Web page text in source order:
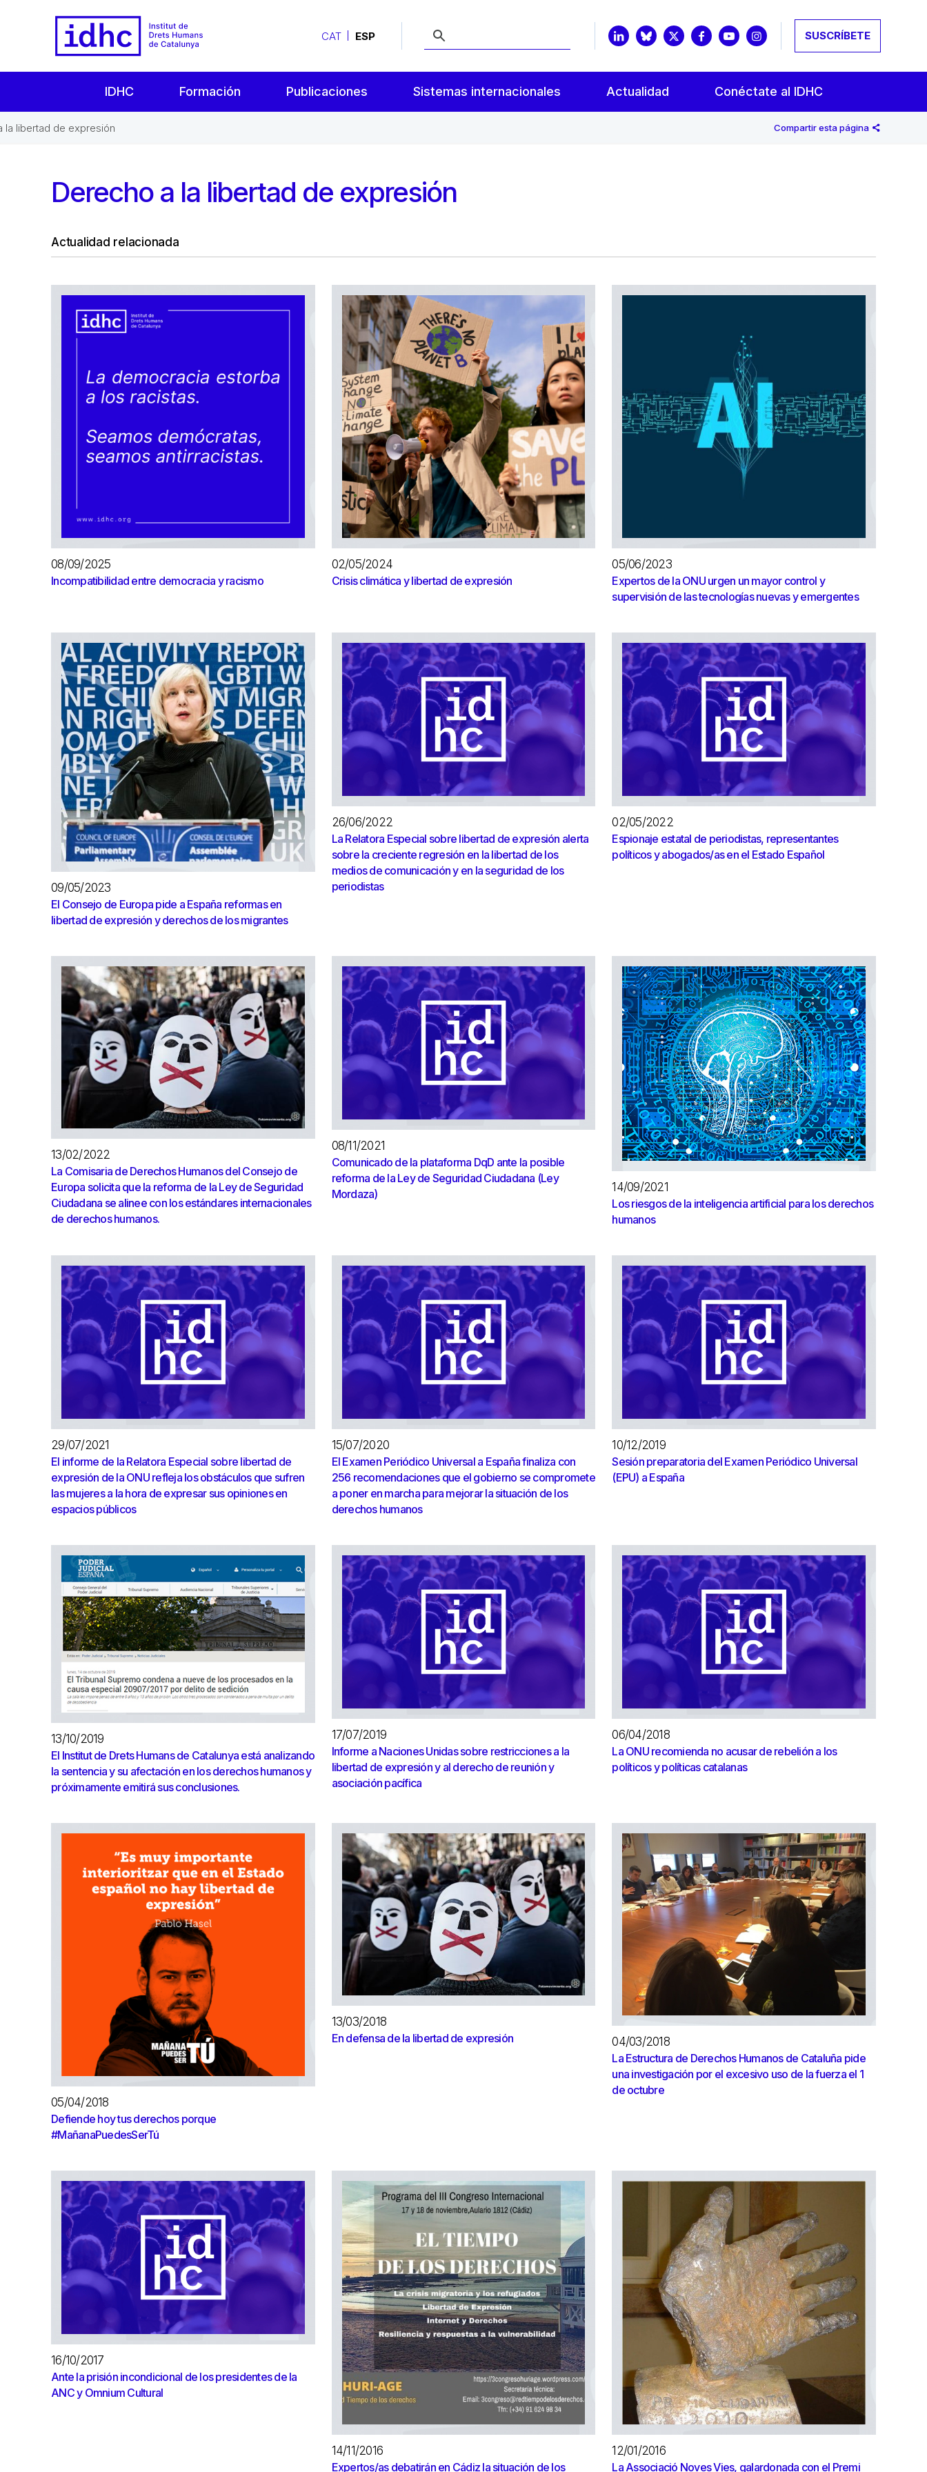
CAT ESP SUSCRÍBETE
IDHC Formación Publicaciones Sistemas internacionales Actualidad Conéctate al IDHC
la libertad de expresión Compartir esta página
Derecho a la libertad de expresión
Actualidad relacionada
08/09/2025
Incompatibilidad entre democracia y racismo
02/05/2024
Crisis climática y libertad de expresión
05/06/2023
Expertos de la ONU urgen un mayor control y
supervisión de las tecnologías nuevas y emergentes
09/05/2023
El Consejo de Europa pide a España reformas en
libertad de expresión y derechos de los migrantes
26/06/2022
La Relatora Especial sobre libertad de expresión alerta
sobre la creciente regresión en la libertad de los
medios de comunicación y en la seguridad de los
periodistas
02/05/2022
Espionaje estatal de periodistas, representantes
políticos y abogados/as en el Estado Español
13/02/2022
La Comisaria de Derechos Humanos del Consejo de
Europa solicita que la reforma de la Ley de Seguridad
Ciudadana se alinee con los estándares internacionales
de derechos humanos.
08/11/2021
Comunicado de la plataforma DqD ante la posible
reforma de la Ley de Seguridad Ciudadana (Ley
Mordaza)
14/09/2021
Los riesgos de la inteligencia artificial para los derechos
humanos
29/07/2021
El informe de la Relatora Especial sobre libertad de
expresión de la ONU refleja los obstáculos que sufren
las mujeres a la hora de expresar sus opiniones en
espacios públicos
15/07/2020
El Examen Periódico Universal a España finaliza con
256 recomendaciones que el gobierno se compromete
a poner en marcha para mejorar la situación de los
derechos humanos
10/12/2019
Sesión preparatoria del Examen Periódico Universal
(EPU) a España
13/10/2019
El Institut de Drets Humans de Catalunya está analizando
la sentencia y su afectación en los derechos humanos y
próximamente emitirá sus conclusiones.
17/07/2019
Informe a Naciones Unidas sobre restricciones a la
libertad de expresión y al derecho de reunión y
asociación pacífica
06/04/2018
La ONU recomienda no acusar de rebelión a los
políticos y políticas catalanas
05/04/2018
Defiende hoy tus derechos porque
#MañanaPuedesSerTú
13/03/2018
En defensa de la libertad de expresión
04/03/2018
La Estructura de Derechos Humanos de Cataluña pide
una investigación por el excesivo uso de la fuerza el 1
de octubre
16/10/2017
Ante la prisión incondicional de los presidentes de la
ANC y Omnium Cultural
14/11/2016
Expertos/as debatirán en Cádiz la situación de los
12/01/2016
La Associació Noves Vies, galardonada con el Premi